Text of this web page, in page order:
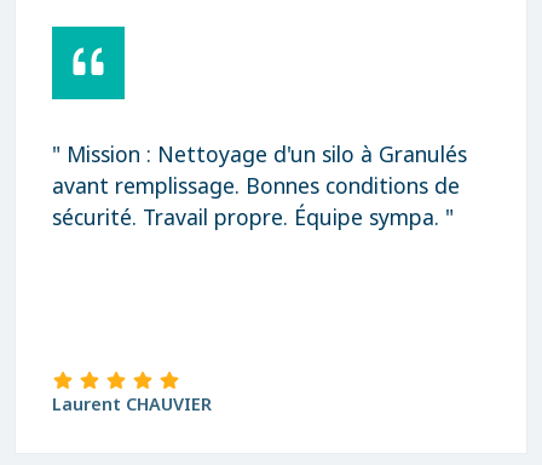
" Mission : Nettoyage d'un silo à Granulés
avant remplissage. Bonnes conditions de
sécurité. Travail propre. Équipe sympa. "
Laurent CHAUVIER